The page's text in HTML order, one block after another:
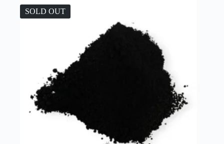
Username or Email Address
Get New Password
← Back to login
SOLD OUT